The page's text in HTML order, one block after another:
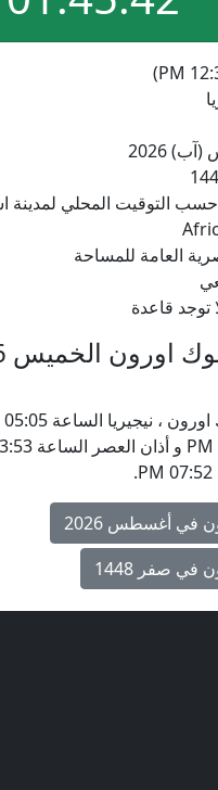
حسب التوقيت المحلي لمدينة
العامة للمساحة
قاعدة
في أغسطس 2026
صفر 1448